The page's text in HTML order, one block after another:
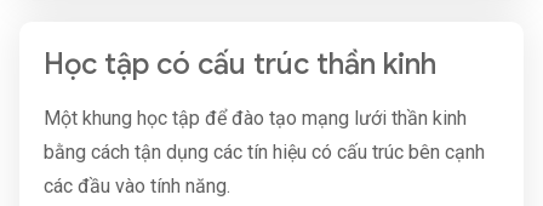
Học tập có cấu trúc thần kinh
Một khung học tập để đào tạo mạng lưới thần kinh
bằng cách tận dụng các tín hiệu có cấu trúc bên cạnh
các đầu vào tính năng.